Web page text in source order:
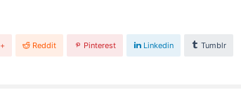
Reddit Pinterest Linkedin Tumblr